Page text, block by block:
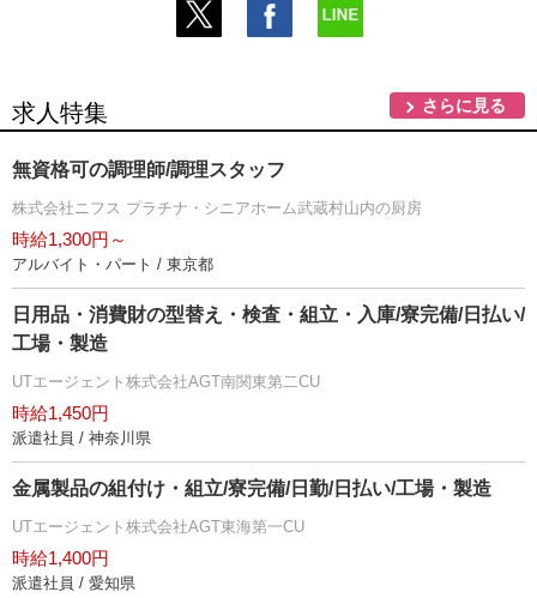
求人特集 さらに見る
無資格可の調理師/調理スタッフ
株式会社ニフス プラチナ・シニアホーム武蔵村山内の厨房
時給1,300円～
アルバイト・パート / 東京都
日用品・消費財の型替え・検査・組立・入庫/寮完備/日払い/
工場・製造
UTエージェント株式会社AGT南関東第二CU
時給1,450円
派遣社員 / 神奈川県
金属製品の組付け・組立/寮完備/日勤/日払い/工場・製造
UTエージェント株式会社AGT東海第一CU
時給1,400円
派遣社員 / 愛知県